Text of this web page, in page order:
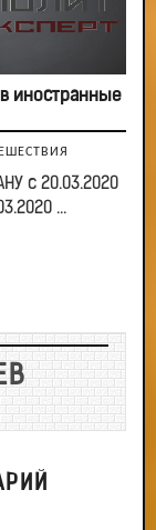
иностранные
с 20.03.2020
...